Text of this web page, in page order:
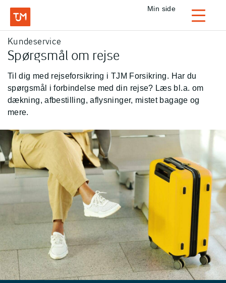
Privat
Login
Min side
TJM Forsikring – Gå til forside
Kundeservice
Spørgsmål om rejse
Til dig med rejseforsikring i TJM Forsikring. Har du
spørgsmål i forbindelse med din rejse? Læs bl.a. om
dækning, afbestilling, aflysninger, mistet bagage og
mere.